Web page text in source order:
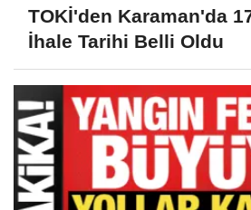
TOKİ'den Karaman'da
İhale Tarihi Belli Oldu